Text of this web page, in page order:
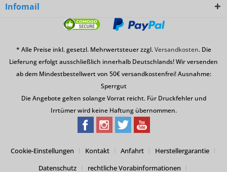
Infomail
* Alle Preise inkl. gesetzl. Mehrwertsteuer zzgl.Versandkosten. Die
Lieferung erfolgt ausschließlich innerhalb Deutschlands! Wir versenden
ab dem Mindestbestellwert von 50€ versandkostenfrei! Ausnahme:
Sperrgut
Die Angebote gelten solange Vorrat reicht. Für Druckfehler und
Irrtümer wird keine Haftung übernommen.
Cookie-Einstellungen Kontakt Anfahrt
Herstellergarantie
Datenschutz
rechtliche Vorabinformationen